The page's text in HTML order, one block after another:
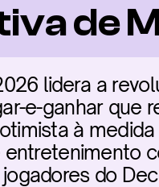
de
lidera a
e-ganhar que
à
do